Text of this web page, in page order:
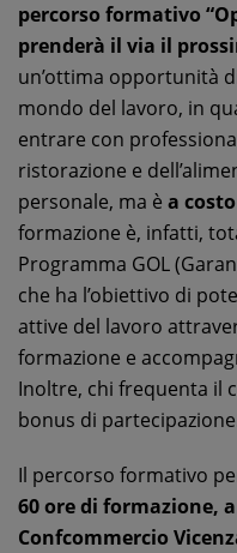
percorso formativo
prenderà il via il
un’ottima opportunità
mondo del lavoro, in
entrare con
ristorazione e
personale, ma è a
formazione è, infatti,
Programma GOL
che ha l’obiettivo di
attive del lavoro
formazione e
Inoltre, chi frequenta il
bonus di
Il percorso formativo
60 ore di formazione,
Confcommercio